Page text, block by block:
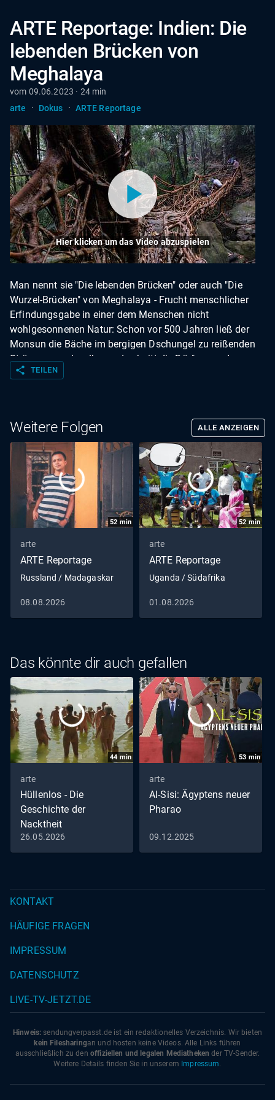
ARTE Reportage: Indien: Die
lebenden Brücken von
Meghalaya
vom 09.06.2023 · 24 min
arte
· Dokus · ARTE Reportage
Hier klicken um das Video abzuspielen
Man nennt sie "Die lebenden Brücken" oder auch "Die
Wurzel-Brücken" von Meghalaya - Frucht menschlicher
Erfindungsgabe in einer dem Menschen nicht
wohlgesonnenen Natur: Schon vor 500 Jahren ließ der
Monsun die Bäche im bergigen Dschungel zu reißenden
Strömen anschwellen und schnitt die Dörfer von der
Außenwelt ab.
share TEILEN
Weitere Folgen ALLE ANZEIGEN
52 min
arte
ARTE Reportage
Russland / Madagaskar
08.08.2026
52min
arte
ARTE Reportage
Uganda / Südafrika
01.08.2026
Das könnte dir auch gefallen
44min
arte
Hüllenlos - Die
Geschichte der
Nacktheit
26.05.2026
53 min
arte
Al-Sisi: Ägyptens neuer
Pharao
09.12.2025
KONTAKT
HÄUFIGE FRAGEN
IMPRESSUM
DATENSCHUTZ
LIVE-TV-JETZT.DE
Hinweis: sendungverpasst.de ist ein redaktionelles Verzeichnis. Wir bieten
kein Filesharingan und hosten keine Videos. Alle Links führen
ausschließlich zu den offiziellen und legalen Mediatheken der TV-Sender.
Weitere Details finden Sie in unserem Impressum.